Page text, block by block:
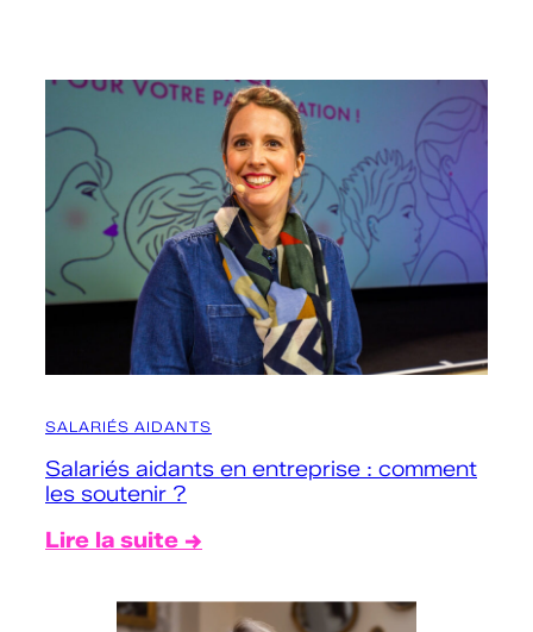
SALARIÉS AIDANTS
Salariés aidants en entreprise : comment
les soutenir ?
Lire la suite →
S